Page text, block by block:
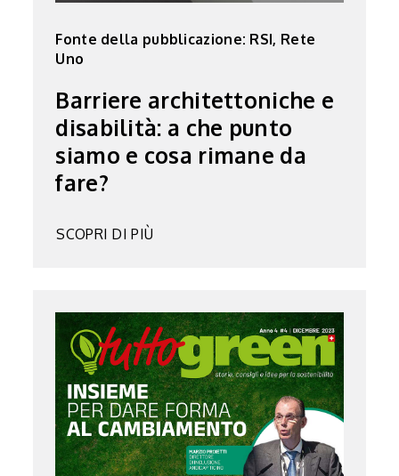
Fonte della pubblicazione: RSI, Rete
Uno
Barriere architettoniche e
disabilità: a che punto
siamo e cosa rimane da
fare?
SCOPRI DI PIÙ